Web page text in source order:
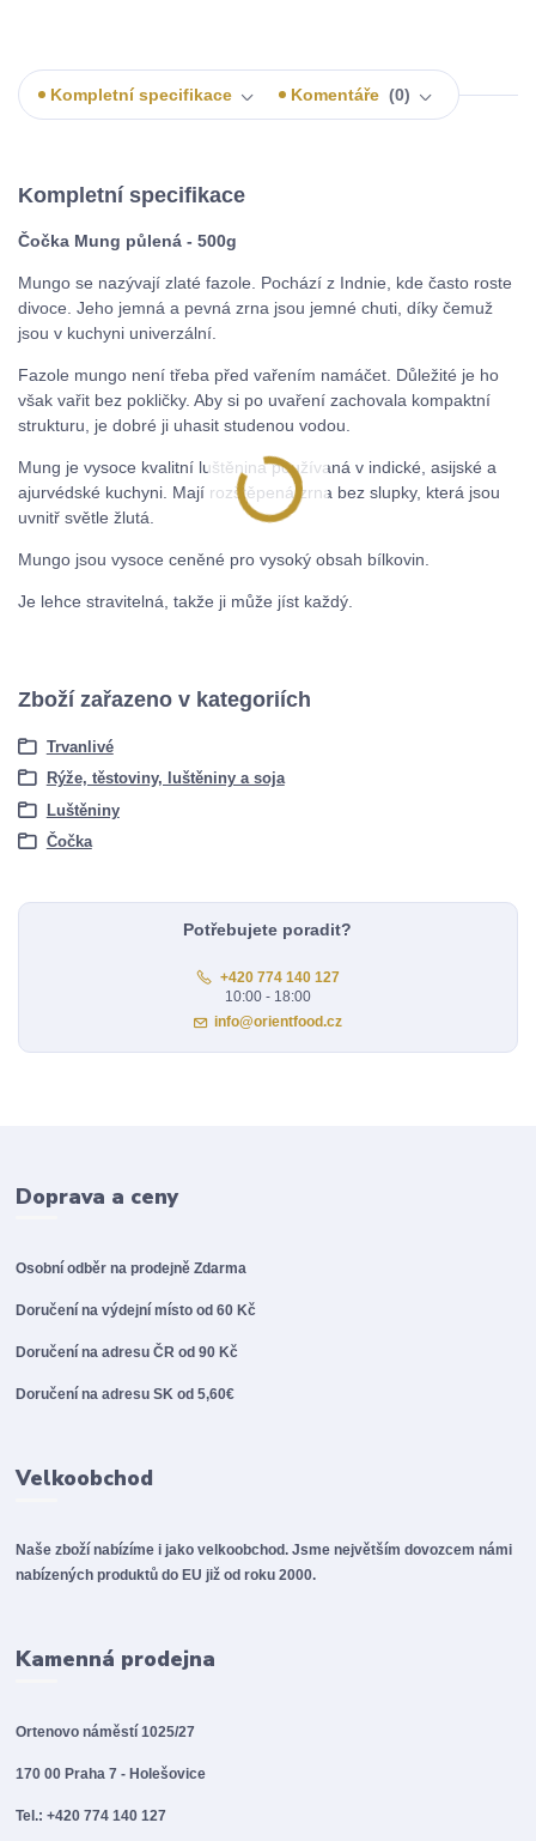
Kompletní specifikace Komentáře 0
Kompletní specifikace
Čočka Mung půlená - 500g
Mungo se nazývají zlaté fazole. Pochází z Indnie, kde často roste
divoce. Jeho jemná a pevná zrna jsou jemné chuti, díky čemuž
jsou v kuchyni univerzální.
Fazole mungo není třeba před vařením namáčet. Důležité je ho
však vařit bez pokličky. Aby si po uvaření zachovala kompaktní
strukturu, je dobré ji uhasit studenou vodou.
Mung je vysoce kvalitní luštěnina používaná v indické, asijské a
ajurvédské kuchyni. Mají rozštěpená zrna bez slupky, která jsou
uvnitř světle žlutá.
Mungo jsou vysoce ceněné pro vysoký obsah bílkovin.
Je lehce stravitelná, takže ji může jíst každý.
Zboží zařazeno v kategoriích
Trvanlivé
Rýže, těstoviny, luštěniny a soja
Luštěniny
Čočka
Potřebujete poradit?
+420 774 140 127
10:00 - 18:00
info@orientfood.cz
Doprava a ceny
Osobní odběr na prodejněZdarma
Doručení na výdejní místo od 60 Kč
Doručení na adresu ČR od 90 Kč
Doručení na adresu SK od 5,60€
Velkoobchod
Naše zboží nabízíme i jako velkoobchod. Jsme největším dovozcem námi
nabízených produktů do EU již od roku 2000.
Kamenná prodejna
Ortenovo náměstí 1025/27
170 00 Praha 7 - Holešovice
Tel.: +420 774 140 127